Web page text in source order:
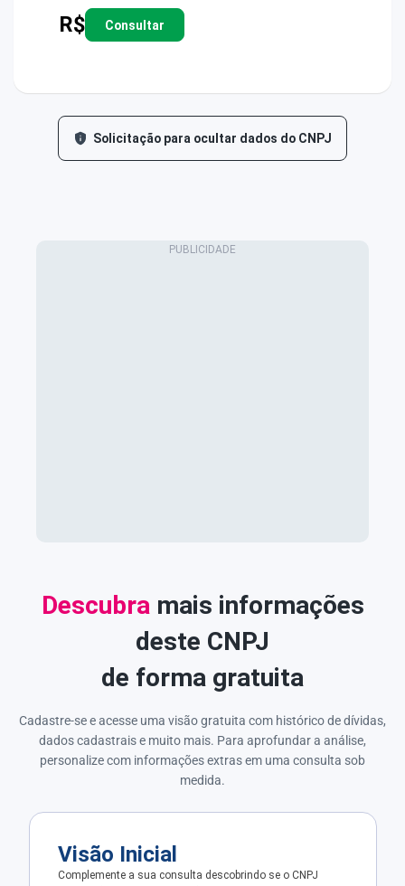
R$ Consultar
Solicitação para ocultar dados do CNPJ
Descubramais informações
deste CNPJ
de forma gratuita
Cadastre-se e acesse uma visão gratuita com histórico de dívidas,
dados cadastrais e muito mais. Para aprofundar a análise,
personalize com informações extras em uma consulta sob
medida.
Visão Inicial
Complemente a sua consulta descobrindo se o CNPJ